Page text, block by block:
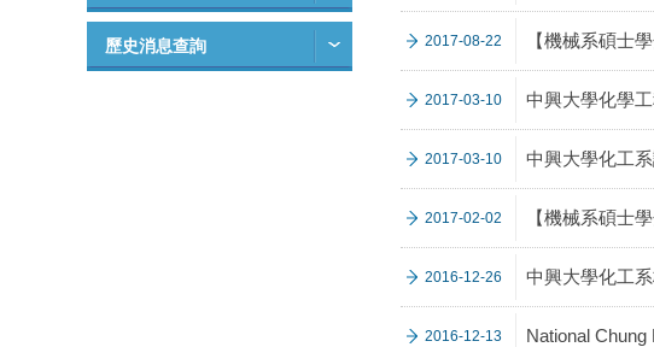
歷史消息查詢 2017-08-22 【機械系碩士
2017-03-10 中興大學化學
2017-03-10 中興大學化工
2017-02-02 【機械系碩士
2016-12-26 中興大學化工
2016-12-13 National